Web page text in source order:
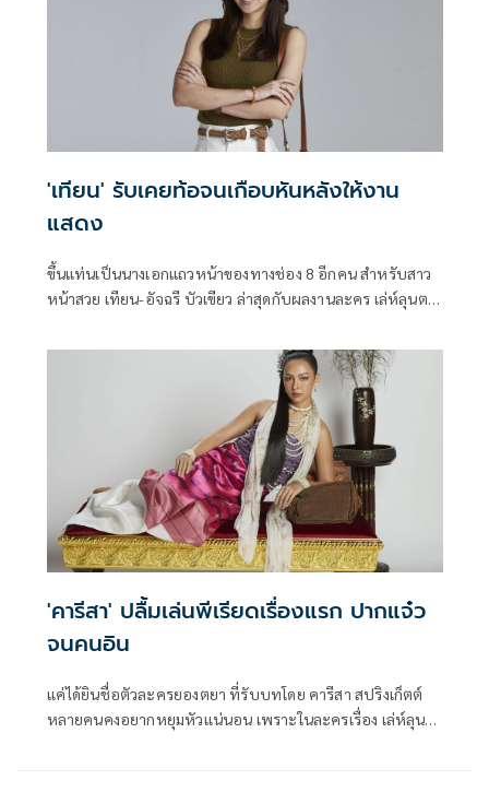
'เทียน' รับเคยท้อจนเกือบหันหลังให้งาน
แสดง
ขึ้นแท่นเป็นนางเอกแถวหน้าของทางช่อง 8 อีกคน สำหรับสาว
หน้าสวย เทียน-อัจฉรี บัวเขียว ล่าสุดกับผลงานละคร เล่ห์ลุนต
แถมเป็นบทที่เป็นกุญแจสำคัญไขความลับของเรื่องที่ถูกปกปิด
และเจ้าตัวก็กำลังจะมีผลงานด้านการแสดงต่อเนื่องอีก 2 เรื่อง
อย่าง ศึกเสน่หา ไกรทอง-ชาละวัน และ ตะนาวศรี
'คารีสา' ปลื้มเล่นพีเรียดเรื่องแรก ปากแจ๋ว
จนคนอิน
แค่ได้ยินชื่อตัวละครยองตยา ที่รับบทโดย คารีสา สปริงเก็ตต์
หลายคนคงอยากหยุมหัวแน่นอน เพราะในละครเรื่อง เล่ห์ลุนต